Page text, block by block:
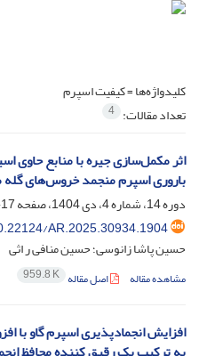
کلیدواژه‌ها =کیفیت اسپرم
تعداد مقالات: 4
باروری اسپرم منجمد خروس‌های
دوره 14، شماره 4، دی 1404، صفحه
17-31
AR.2025.30934.1904
حسین پاشا زانوسی؛ حسین منافی ر اثی
مشاهده مقاله اصل مقاله 959.8 K
افزایش انجمادپذیری اسپرم گاو با